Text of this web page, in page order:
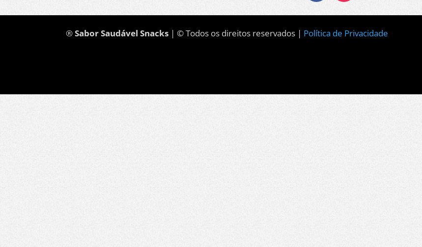
®Sabor Saudável Snacks | © Todos os direitos reservados | Política de Privacidade